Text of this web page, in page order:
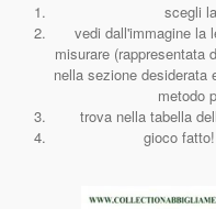
scegli
vedi dall'immagine la
misurare (rappresentata
nella sezione desiderata
metodo
trova nella tabella
gioco